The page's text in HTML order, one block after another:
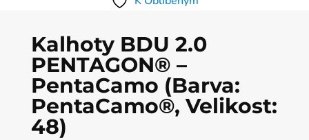
Kalhoty BDU 2.0
PENTAGON® –
PentaCamo (Barva:
PentaCamo®, Velikost:
48)